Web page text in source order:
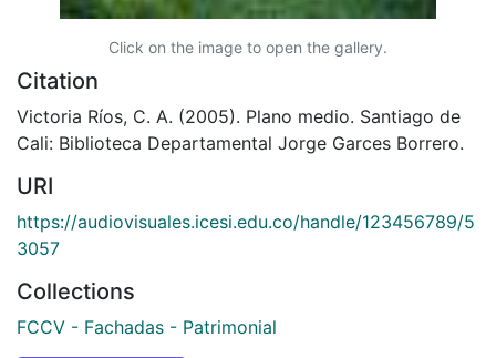
Click on the image to open the gallery.
Citation
Victoria Ríos, C. A. (2005). Plano medio. Santiago de
Cali: Biblioteca Departamental Jorge Garces Borrero.
URI
https://audiovisuales.icesi.edu.co/handle/123456789/5
3057
Collections
FCCV - Fachadas - Patrimonial